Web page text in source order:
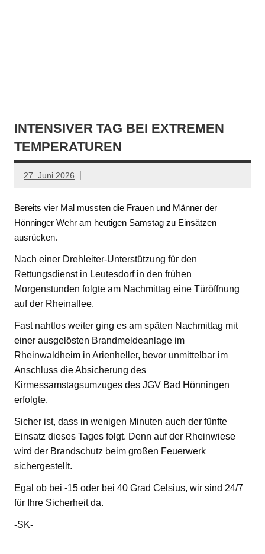
INTENSIVER TAG BEI EXTREMEN
TEMPERATUREN
27. Juni 2026
Bereits vier Mal mussten die Frauen und Männer der
Hönninger Wehr am heutigen Samstag zu Einsätzen
ausrücken.
Nach einer Drehleiter-Unterstützung für den
Rettungsdienst in Leutesdorf in den frühen
Morgenstunden folgte am Nachmittag eine Türöffnung
auf der Rheinallee.
Fast nahtlos weiter ging es am späten Nachmittag mit
einer ausgelösten Brandmeldeanlage im
Rheinwaldheim in Arienheller, bevor unmittelbar im
Anschluss die Absicherung des
Kirmessamstagsumzuges des JGV Bad Hönningen
erfolgte.
Sicher ist, dass in wenigen Minuten auch der fünfte
Einsatz dieses Tages folgt. Denn auf der Rheinwiese
wird der Brandschutz beim großen Feuerwerk
sichergestellt.
Egal ob bei -15 oder bei 40 Grad Celsius, wir sind 24/7
für Ihre Sicherheit da.
-SK-